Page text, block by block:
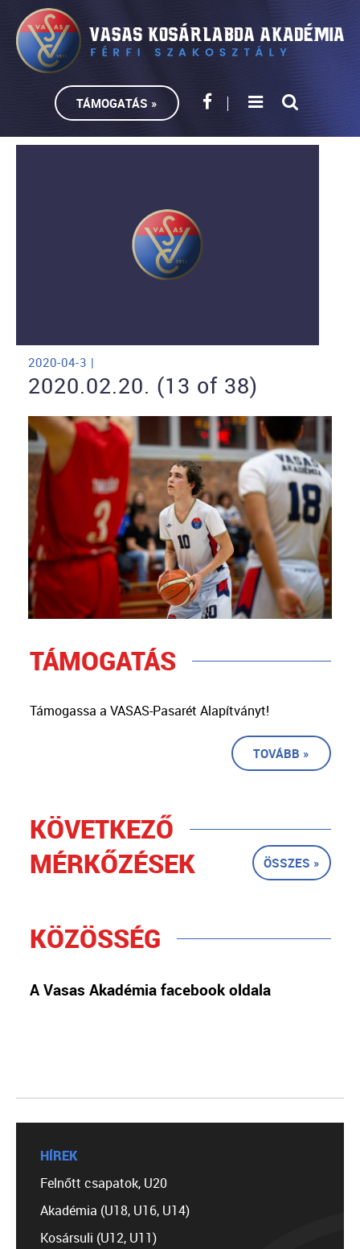
TÁMOGATÁS »
2020-04-3 |
2020.02.20. (13 of 38)
TÁMOGATÁS
Támogassa a VASAS-Pasarét Alapítványt!
TOVÁBB »
KÖVETKEZŐ
MÉRKŐZÉSEK
ÖSSZES »
KÖZÖSSÉG
A Vasas Akadémia facebook oldala
HÍREK
Felnőtt csapatok, U20
Akadémia (U18, U16, U14)
Kosársuli (U12, U11)